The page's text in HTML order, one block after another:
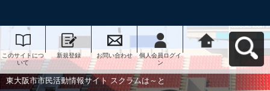
このサイトにつ
いて
新規登録 お問い合わせ
個人会員ログイ
ン
東大阪市市民活
動情報サイト ス
クラムは～とへ
戻る
東大阪市市民活動情報サイト スクラムは～と